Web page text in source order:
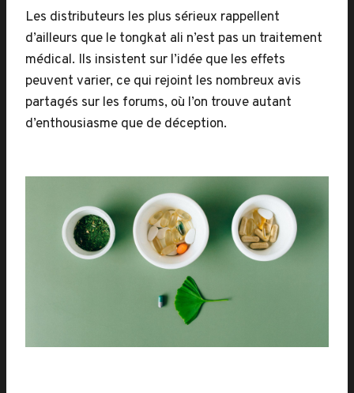
Les distributeurs les plus sérieux rappellent
d’ailleurs que le tongkat ali n’est pas un traitement
médical. Ils insistent sur l’idée que les effets
peuvent varier, ce qui rejoint les nombreux avis
partagés sur les forums, où l’on trouve autant
d’enthousiasme que de déception.